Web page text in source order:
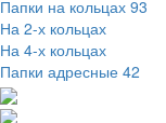
Папки на кольцах 93
На 2-х кольцах
На 4-х кольцах
Папки адресные 42